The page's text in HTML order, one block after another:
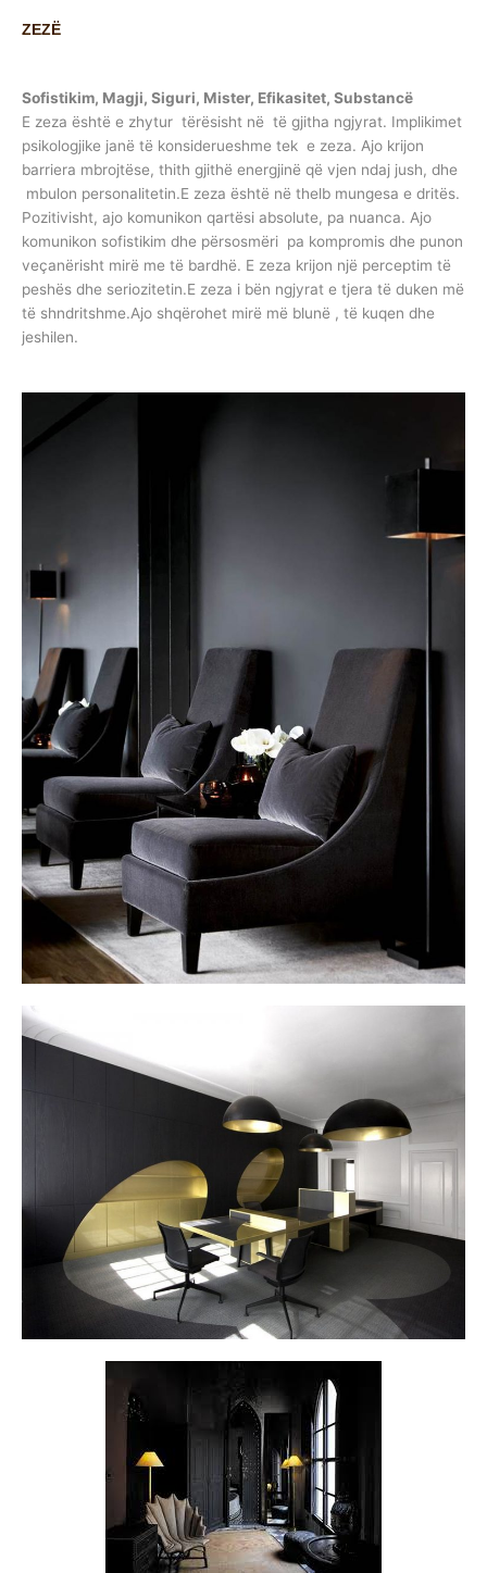
ZEZË
Sofistikim, Magji, Siguri, Mister, Efikasitet, Substancë
E zeza është e zhytur tërësisht në të gjitha ngjyrat. Implikimet
psikologjike janë të konsiderueshme tek e zeza. Ajo krijon
barriera mbrojtëse, thith gjithë energjinë që vjen ndaj jush, dhe
mbulon personalitetin.E zeza është në thelb mungesa e dritës.
Pozitivisht, ajo komunikon qartësi absolute, pa nuanca. Ajo
komunikon sofistikim dhe përsosmëri pa kompromis dhe punon
veçanërisht mirë me të bardhë. E zeza krijon një perceptim të
peshës dhe seriozitetin.E zeza i bën ngjyrat e tjera të duken më
të shndritshme.Ajo shqërohet mirë më blunë , të kuqen dhe
jeshilen.